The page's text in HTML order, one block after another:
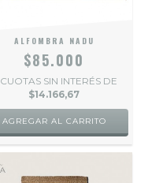
ALFOMBRA NADU
$85.000
CUOTAS SIN INTERÉS DE
$14.166,67